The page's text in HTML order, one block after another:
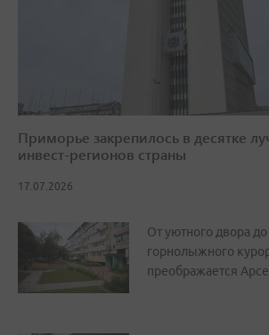
Приморье закрепилось в десятке
инвест-регионов страны
17.07.2026
От уютного двора до
горнолыжного
преображается